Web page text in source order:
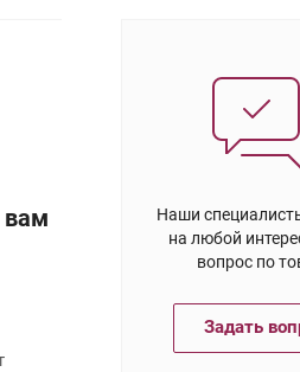
Наши
на любой
вопрос по
Задать